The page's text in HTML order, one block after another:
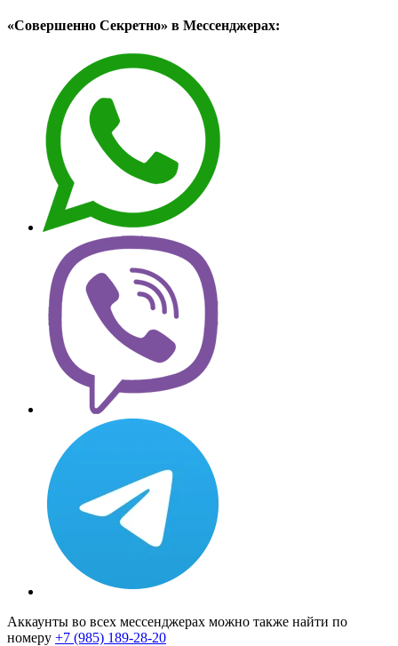
«Совершенно Секретно» в Мессенджерах:
Аккаунты во всех мессенджерах можно также найти по
номеру +7 (985) 189-28-20